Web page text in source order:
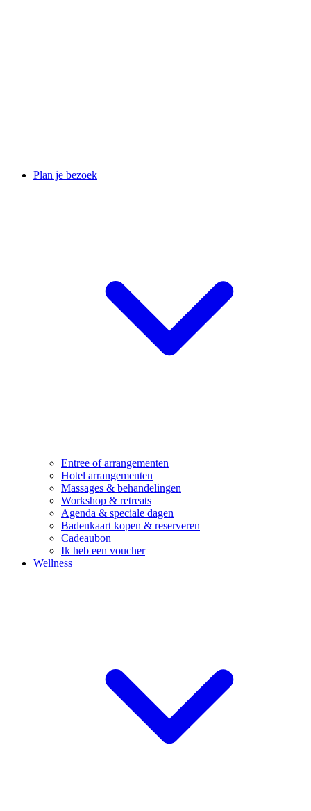
Plan je bezoek
Entree of arrangementen
Hotel arrangementen
Massages & behandelingen
Workshop & retreats
Agenda & speciale dagen
Badenkaart kopen & reserveren
Cadeaubon
Ik heb een voucher
Wellness